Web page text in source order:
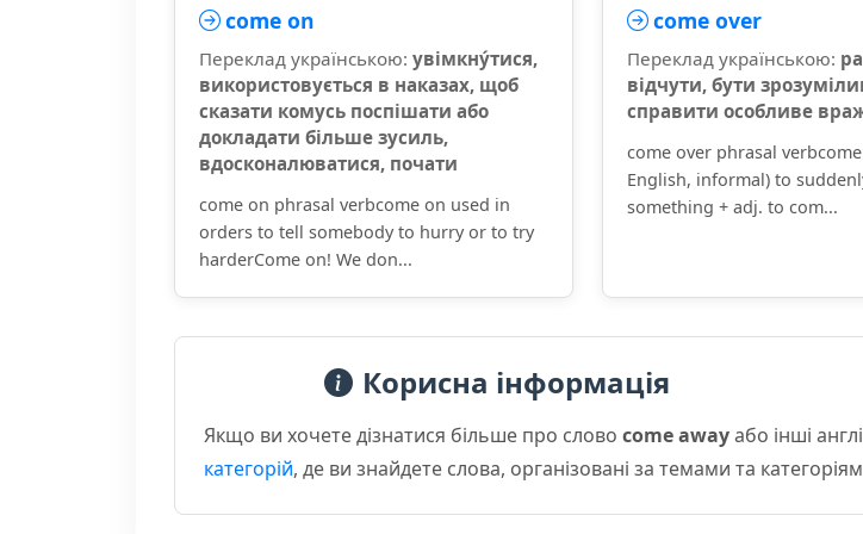
come on
Переклад українською: увімкну́тися,
використовується в наказах, щоб
сказати комусь поспішати або
докладати більше зусиль,
вдосконалюватися, почати
come on phrasal verbcome on used in
orders to tell somebody to hurry or to try
harderCome on! We don...
come over
Переклад українською:
відчути, бути
справити особливе
come over phrasal
English, informal) to
something + adj. to com...
Корисна інформація
Якщо ви хочете дізнатися більше про слово come awayабо інші
категорій, де ви знайдете слова, організовані за темами та